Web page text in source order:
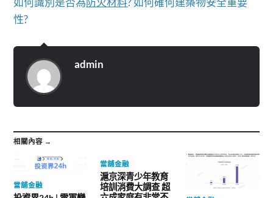
性?
admin
相關內容 →
當舖金融
當舖金融
滬京深青少年教育
培訓消費大調查 超